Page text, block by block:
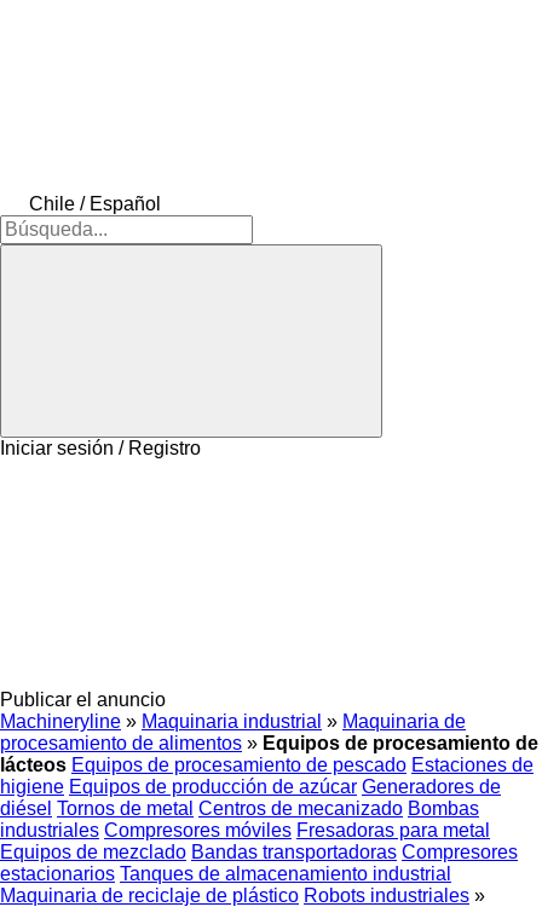
Chile / Español
Iniciar sesión / Registro
Publicar el anuncio
Machineryline » Maquinaria industrial » Maquinaria de
procesamiento de alimentos » Equipos de procesamiento de
lácteos Equipos de procesamiento de pescado Estaciones de
higiene Equipos de producción de azúcar Generadores de
diésel Tornos de metal Centros de mecanizado Bombas
industriales Compresores móviles Fresadoras para metal
Equipos de mezclado Bandas transportadoras Compresores
estacionarios Tanques de almacenamiento industrial
Maquinaria de reciclaje de plástico Robots industriales »